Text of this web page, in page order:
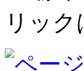
リック